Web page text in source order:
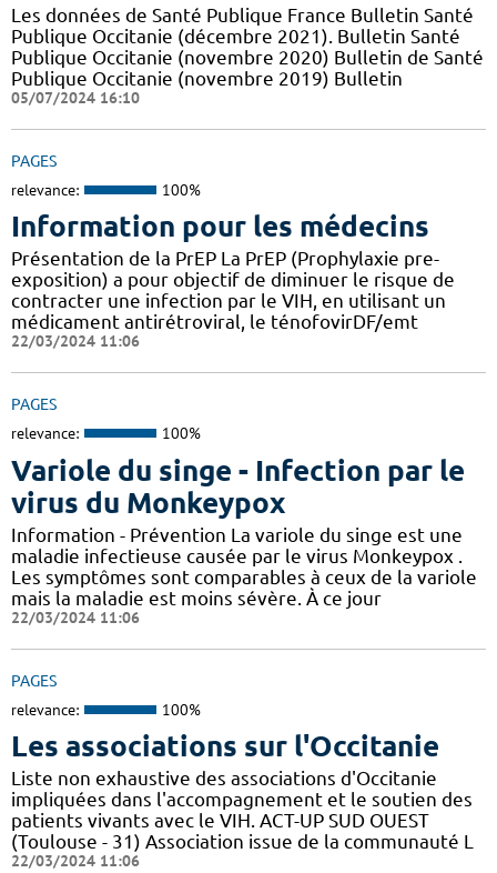
Les données de Santé Publique France Bulletin Santé
Publique Occitanie (décembre 2021). Bulletin Santé
Publique Occitanie (novembre 2020) Bulletin de Santé
Publique Occitanie (novembre 2019) Bulletin
05/07/2024 16:10
PAGES
relevance: 100%
Information pour les médecins
Présentation de la PrEP La PrEP (Prophylaxie pre-
exposition) a pour objectif de diminuer le risque de
contracter une infection par le VIH, en utilisant un
médicament antirétroviral, le ténofovirDF/emt
22/03/2024 11:06
PAGES
relevance: 100%
Variole du singe - Infection par le
virus du Monkeypox
Information - Prévention La variole du singe est une
maladie infectieuse causée par le virus Monkeypox .
Les symptômes sont comparables à ceux de la variole
mais la maladie est moins sévère. À ce jour
22/03/2024 11:06
PAGES
relevance: 100%
Les associations sur l'Occitanie
Liste non exhaustive des associations d'Occitanie
impliquées dans l'accompagnement et le soutien des
patients vivants avec le VIH. ACT-UP SUD OUEST
(Toulouse - 31) Association issue de la communauté L
22/03/2024 11:06